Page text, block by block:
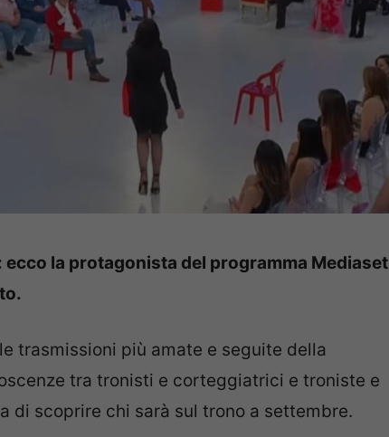
ecco la protagonista del programma Mediaset
trasmissioni più amate e seguite della
tra tronisti e corteggiatrici e troniste e
di scoprire chi sarà sul trono a settembre.